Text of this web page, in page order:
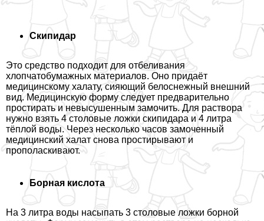
Скипидap
Это средство подходит для отбеливания
хлопчатобумажных материалов. Оно придаёт
медицинскому халату, сияющий белоснежный внешний
вид. Медицинскую форму следует предварительно
простирать и невысушенным замочить. Для раствора
нужно взять 4 столовые ложки скипидapа и 4 литра
тёплой воды. Через несколько часов замоченный
медицинский халат снова простирывают и
прополаскивают.
Борная кислота
На 3 литра воды насыпать 3 столовые ложки борной